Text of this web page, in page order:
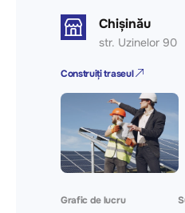
Chișinău
str. Uzinelor 90
Construiți traseul
Grafic de lucru